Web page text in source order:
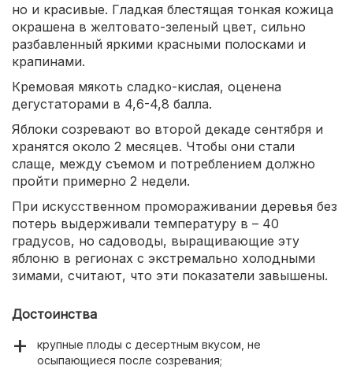
но и красивые. Гладкая блестящая тонкая кожица
окрашена в желтовато-зеленый цвет, сильно
разбавленный яркими красными полосками и
крапинами.
Кремовая мякоть сладко-кислая, оценена
дегустаторами в 4,6-4,8 балла.
Яблоки созревают во второй декаде сентября и
хранятся около 2 месяцев. Чтобы они стали
слаще, между съемом и потреблением должно
пройти примерно 2 недели.
При искусственном промораживании деревья без
потерь выдерживали температуру в – 40
градусов, но садоводы, выращивающие эту
яблоню в регионах с экстремально холодными
зимами, считают, что эти показатели завышены.
Достоинства
крупные плоды с десертным вкусом, не
осыпающиеся после созревания;